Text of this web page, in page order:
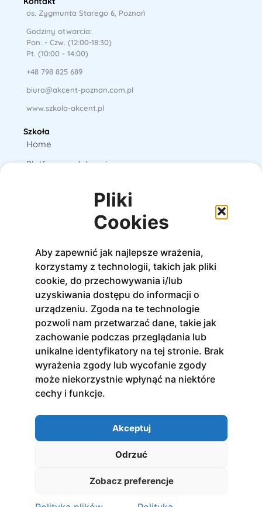
Pliki
Cookies
Aby zapewnić jak najlepsze wrażenia,
korzystamy z technologii, takich jak pliki
cookie, do przechowywania i/lub
uzyskiwania dostępu do informacji o
urządzeniu. Zgoda na te technologie
pozwoli nam przetwarzać dane, takie jak
zachowanie podczas przeglądania lub
unikalne identyfikatory na tej stronie. Brak
wyrażenia zgody lub wycofanie zgody
może niekorzystnie wpłynąć na niektóre
cechy i funkcje.
Akceptuj
Odrzuć
Zobacz preferencje
os. Zygmunta Starego 6, Poznań
Godziny otwarcia:
Pon. - Czw. (12:00-18:30)
Pt. (10:00 - 14:00)
+48 798 825 689
biuro@akcent-poznan.com.pl
www.szkola-akcent.pl
Szkoła
Home
Platforma edukacyjna
Kursy
Stacjonarne
Online
Na platformie
Zapisz się do newslettera
Otrzymuj bieżące informacje o nowościach i
promocjach!
Zapisz się
Polityka prywatności
Cookies Settings